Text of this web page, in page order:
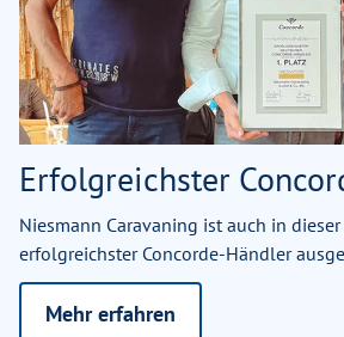
Erfolgreichster
Niesmann Caravaning ist auch in
erfolgreichster Concorde-Händler
Mehr erfahren